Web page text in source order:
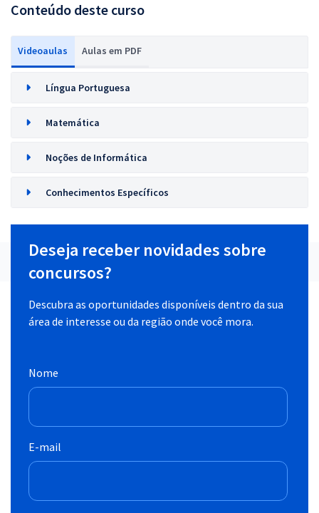
Conteúdo deste curso
Videoaulas Aulas em PDF
Língua Portuguesa
Matemática
Noções de Informática
Conhecimentos Específicos
Deseja receber novidades sobre
concursos?
Descubra as oportunidades disponíveis dentro da sua
área de interesse ou da região onde você mora.
Nome
E-mail